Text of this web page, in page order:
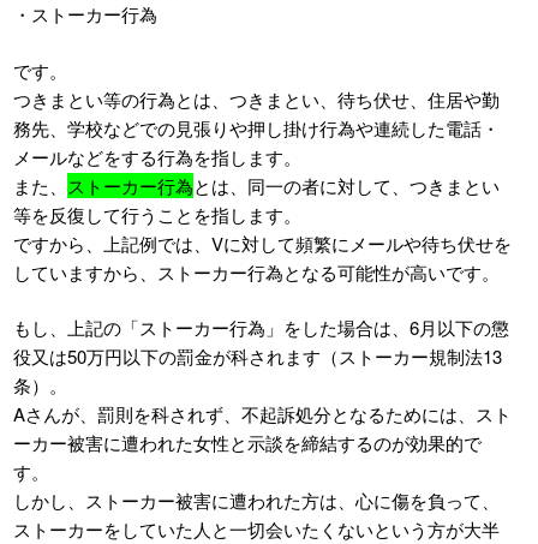
・ストーカー行為
です。
つきまとい等の行為とは、つきまとい、待ち伏せ、住居や勤
務先、学校などでの見張りや押し掛け行為や連続した電話・
メールなどをする行為を指します。
また、 ストーカー行為とは、同一の者に対して、つきまとい
等を反復して行うことを指します。
ですから、上記例では、Vに対して頻繁にメールや待ち伏せを
していますから、ストーカー行為となる可能性が高いです。
もし、上記の「ストーカー行為」をした場合は、6月以下の懲
役又は50万円以下の罰金が科されます（ストーカー規制法13
条）。
Aさんが、罰則を科されず、不起訴処分となるためには、スト
ーカー被害に遭われた女性と示談を締結するのが効果的で
す。
しかし、ストーカー被害に遭われた方は、心に傷を負って、
ストーカーをしていた人と一切会いたくないという方が大半